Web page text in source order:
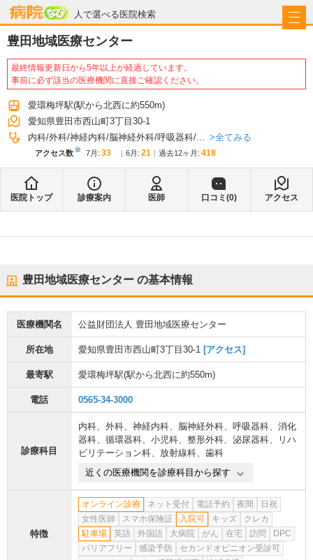
人で選べる医院検索
病院なび
豊田地域医療センター
最終情報更新日から5年以上が経過しています。
事前に必ず該当の医療機関に直接ご確認ください。
愛環梅坪駅(駅から北西に約550m)
愛知県豊田市西山町3丁目30-1
内科 外科 神経内科 脳神経外科 呼吸器科 ... 全てみる
アクセス数※ 7月 : 33 6月 : 21 過去12ヶ月: 418
医院トップ 診療案内 医師 口コミ(0) アクセス
豊田地域医療センター の基本情報
医療機関名 公益財団法人 豊田地域医療センター
所在地 愛知県豊田市西山町3丁目30-1 [アクセス]
最寄駅 愛環梅坪駅(駅から北西に約550m)
電話 0565-34-3000
診療科目
内科、 外科、 神経内科、 脳神経外科、 呼吸器科、 消化
器科、 循環器科、 小児科、 整形外科、 泌尿器科、
リハ
ビリテーション科、 放射線科、 歯科
近くの医療機関を診療科目から探す
特徴
オンライン診療 ネット受付 電話予約 夜間
日祝
女性医師
スマホ保険証 入院可 キッズ
クレカ
駐車場
英語 外国語 大病院 がん 在宅 訪問
DPC
バリアフリー
感染予防
セカンドオピニオン受診可